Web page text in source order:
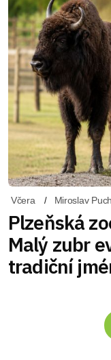
Včera Miroslav
Plzeňská
Malý zubr
tradiční